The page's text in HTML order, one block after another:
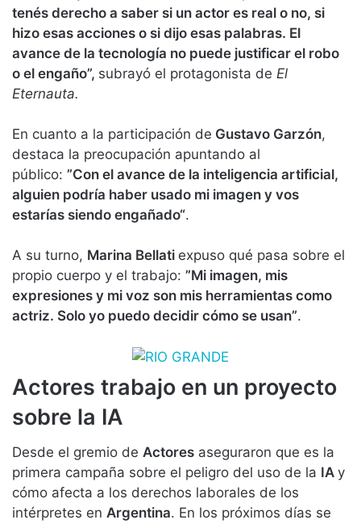
tenés derecho a saber si un actor es real o no, si
hizo esas acciones o si dijo esas palabras. El
avance de la tecnología no puede justificar el robo
o el engaño”, subrayó el protagonista de El
Eternauta.
En cuanto a la participación de Gustavo Garzón,
destaca la preocupación apuntando al
público: ”Con el avance de la inteligencia artificial,
alguien podría haber usado mi imagen y vos
estarías siendo engañado“.
A su turno, Marina Bellati expuso qué pasa sobre el
propio cuerpo y el trabajo: ”Mi imagen, mis
expresiones y mi voz son mis herramientas como
actriz. Solo yo puedo decidir cómo se usan”.
Actores trabajo en un proyecto
sobre la IA
Desde el gremio de Actores aseguraron que es la
primera campaña sobre el peligro del uso de la IA y
cómo afecta a los derechos laborales de los
intérpretes en Argentina. En los próximos días se